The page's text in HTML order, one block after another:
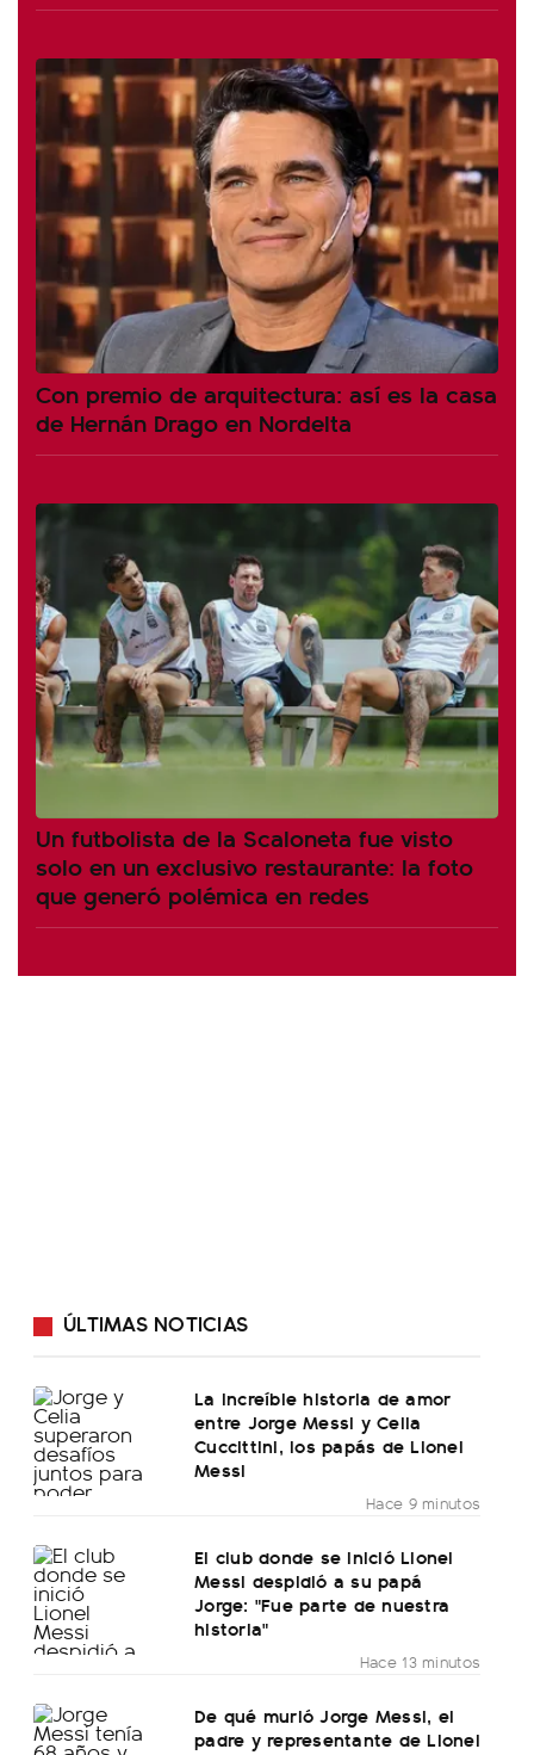
Con premio de arquitectura: así es la casa
de Hernán Drago en Nordelta
Un futbolista de la Scaloneta fue visto
solo en un exclusivo restaurante: la foto
que generó polémica en redes
ÚLTIMAS NOTICIAS
La increíble historia de amor
entre Jorge Messi y Celia
Cuccittini, los papás de Lionel
Messi
Hace 9 minutos
El club donde se inició Lionel
Messi despidió a su papá
Jorge: "Fue parte de nuestra
historia"
Hace 13 minutos
De qué murió Jorge Messi, el
padre y representante de Lionel